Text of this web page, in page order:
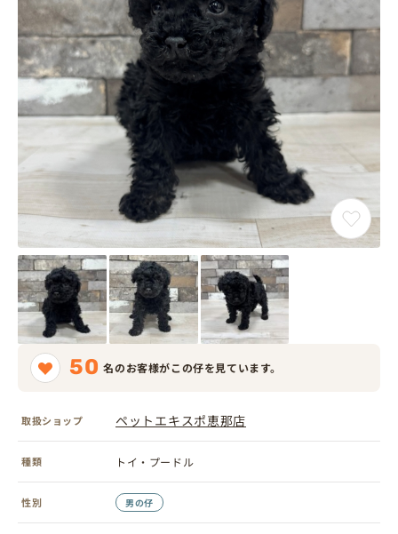
50 名のお客様がこの仔を見ています。
取扱ショップ ペットエキスポ恵那店
種類 トイ・プードル
性別 男の仔